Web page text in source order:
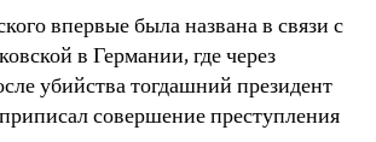
впервые была названа в связи с
в Германии, где через
убийства тогдашний президент
совершение преступления